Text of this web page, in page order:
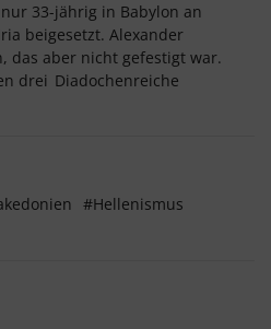
33-jährig in Babylon an
beigesetzt. Alexander
das aber nicht gefestigt war.
drei Diadochenreiche
#Hellenismus